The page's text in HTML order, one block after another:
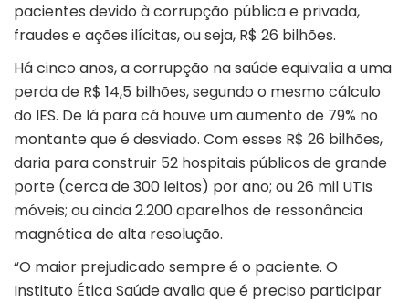
pacientes devido à corrupção pública e privada,
fraudes e ações ilícitas, ou seja, R$ 26 bilhões.
Há cinco anos, a corrupção na saúde equivalia a uma
perda de R$ 14,5 bilhões, segundo o mesmo cálculo
do IES. De lá para cá houve um aumento de 79% no
montante que é desviado. Com esses R$ 26 bilhões,
daria para construir 52 hospitais públicos de grande
porte (cerca de 300 leitos) por ano; ou 26 mil UTIs
móveis; ou ainda 2.200 aparelhos de ressonância
magnética de alta resolução.
“O maior prejudicado sempre é o paciente. O
Instituto Ética Saúde avalia que é preciso participar